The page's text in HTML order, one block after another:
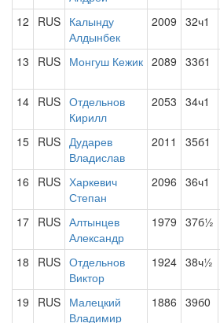
12 RUS Калынду
Алдынбек
2009 32ч1
13 RUS Монгуш Кежик 2089 33б1
14 RUS Отдельнов
Кирилл
2053 34ч1
15 RUS Дударев
Владислав
2011 35б1
16 RUS Харкевич
Степан
2096 36ч1
17 RUS Алтынцев
Александр
1979 37б½
18 RUS Отдельнов
Виктор
1924 38ч½
19 RUS Малецкий
Владимир
1886 39б0